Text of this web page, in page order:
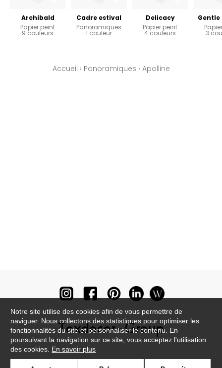
Archibald
Papier peint
9 couleurs
Cadre estival
Panoramiques
1 couleur
Delicacy
Papier peint
4 couleurs 3
Accueil › Panoramiques › Apolline
Notre site utilise des cookies afin de vous permettre de
naviguer. Nous collectons des statistiques pour optimiser les
fonctionnalités du site et personnaliser le contenu. En
poursuivant la navigation sur ce site, vous acceptez l'utilisation
des cookies. En savoir plus